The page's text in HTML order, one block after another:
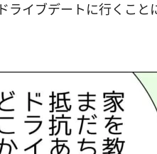
ライブデートに行くこ